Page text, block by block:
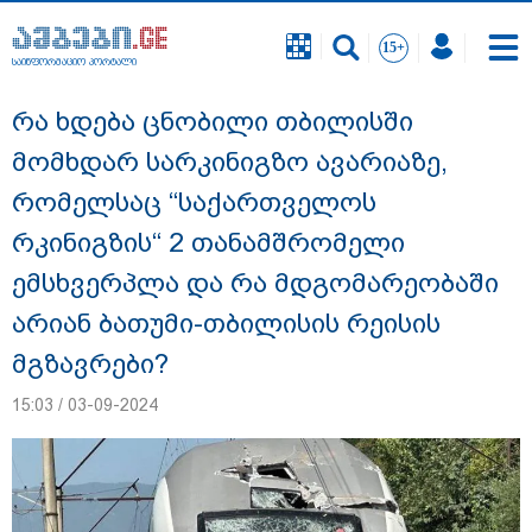
საინფორმაციო პორტალი
არასრულწლოვანს, ნია იმნაძესა და
ანასტასია ბერუაშვილს აღკვეთის
ღონისძიების სახით პატიმრობა
საინფორმაციო პორტალი
რა ხდება ცნობილი თბილისში
მომხდარ სარკინიგზო ავარიაზე,
რომელსაც “საქართველოს
რკინიგზის“ 2 თანამშრომელი
ემსხვერპლა და რა მდგომარეობაში
არიან ბათუმი-თბილისის რეისის
მგზავრები?
15:03 / 03-09-2024